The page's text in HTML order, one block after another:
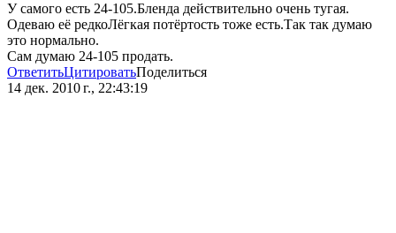
У самого есть 24-105.Бленда действительно очень тугая.
Одеваю её редкоЛёгкая потёртость тоже есть.Так так думаю
это нормально.
Сам думаю 24-105 продать.
ОтветитьЦитироватьПоделиться
14 дек. 2010 г., 22:43:19